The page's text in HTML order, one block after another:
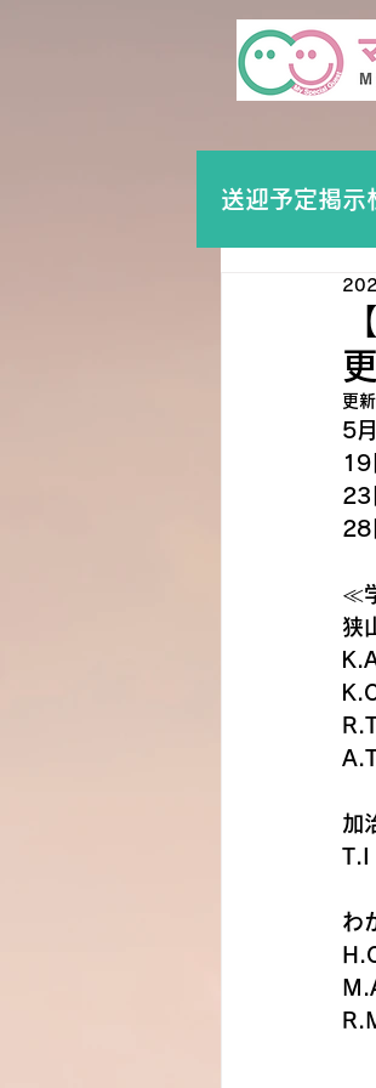
送迎予定掲示
更
5
19
23
28
≪
狭
加
T.I
わ